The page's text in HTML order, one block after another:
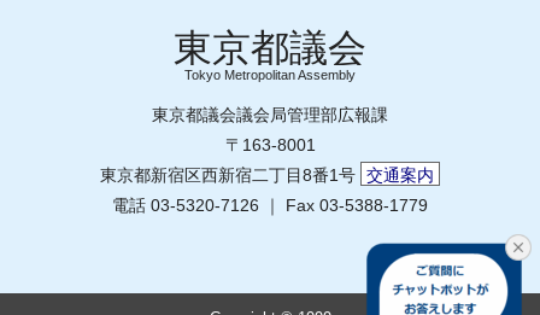
Tokyo Metropolitan Assembly
東京都議会議会局管理部広報課
〒163-8001
東京都新宿区西新宿二丁目8番1号 交通案内
電話 03-5320-7126 ｜ Fax 03-5388-1779